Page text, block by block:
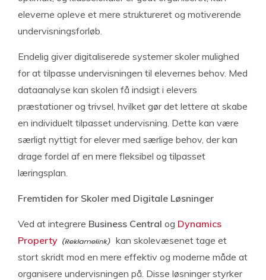
eleverne opleve et mere struktureret og motiverende
undervisningsforløb.
Endelig giver digitaliserede systemer skoler mulighed
for at tilpasse undervisningen til elevernes behov. Med
dataanalyse kan skolen få indsigt i elevers
præstationer og trivsel, hvilket gør det lettere at skabe
en individuelt tilpasset undervisning. Dette kan være
særligt nyttigt for elever med særlige behov, der kan
drage fordel af en mere fleksibel og tilpasset
læringsplan.
Fremtiden for Skoler med Digitale Løsninger
Ved at integrere Business Central og Dynamics
Property
kan skolevæsenet tage et
stort skridt mod en mere effektiv og moderne måde at
organisere undervisningen på. Disse løsninger styrker